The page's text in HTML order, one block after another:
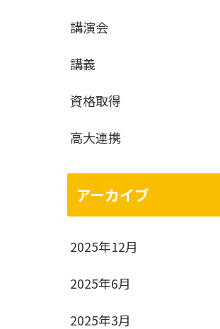
講演会
講義
資格取得
高大連携
アーカイブ
2025年12月
2025年6月
2025年3月